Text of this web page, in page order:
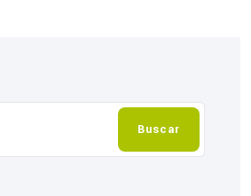
Buscar